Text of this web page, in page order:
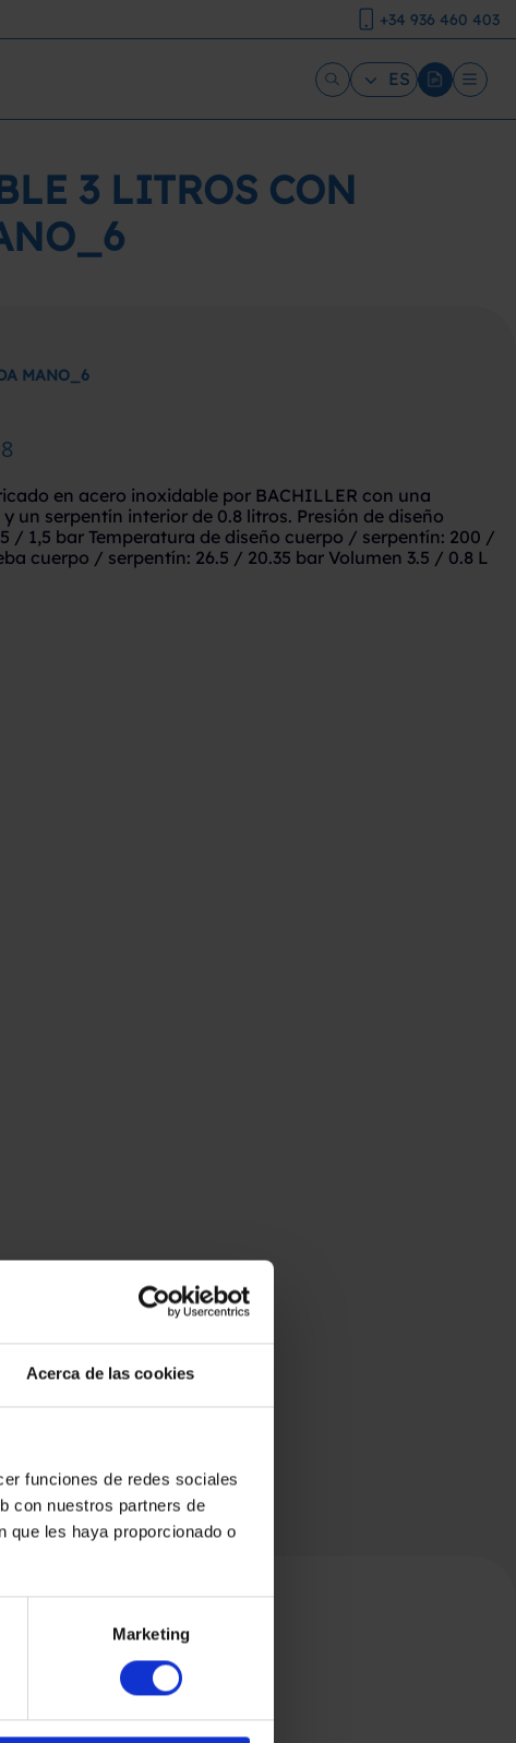
Acerca de las cookies
funciones de redes sociales
con nuestros partners de
que les haya proporcionado o
Marketing
+34 936 460 403
ES
3 LITROS CON
MANO_6
en acero inoxidable por BACHILLER con una
un serpentín interior de 0.8 litros. Presión de diseño
/ 1,5 bar Temperatura de diseño cuerpo / serpentín: 200 /
cuerpo / serpentín: 26.5 / 20.35 bar Volumen 3.5 / 0.8 L